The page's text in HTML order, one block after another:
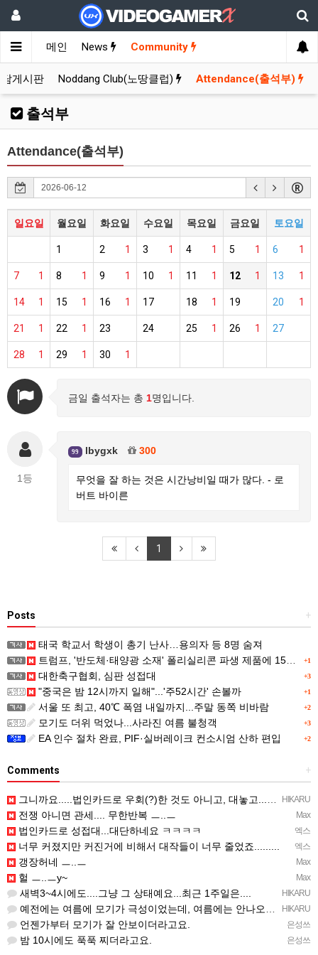
메인 News Community
게시판 Noddang Club(노땅클럽) Attendance(출석부)
출석부
Attendance(출석부)
일요일 월요일 화요일 수요일 목요일 금요일 토요일
1 1
2 1
3 1
4 1
5 1
6
1
7 1
8 1
9 1
10 1
11 1
12 1
13
1
14 1
15 1
16 17 1
18 19 1
20
1
21 1
22 23 24 1
25 1
26 27
1
28 1
29 1
30
금일 출석자는 총 1명입니다.
1등
99 lbygxk 300
무엇을 잘 하는 것은 시간낭비일 때가 많다. - 로
버트 바이른
1
+
Posts
태국 학교서 학생이 총기 난사…용의자 등 8명 숨져
+1
트럼프, '반도체·태양광 소재' 폴리실리콘 파생 제품에 15% 관세...한국 기업도 영향
+3
대한축구협회, 심판 성접대
+1
"중국은 밤 12시까지 일해"...'주52시간' 손볼까
+2
서울 또 최고, 40℃ 폭염 내일까지...주말 동쪽 비바람
+3
모기도 더위 먹었나...사라진 여름 불청객
+2
EA 인수 절차 완료, PIF·실버레이크 컨소시엄 산하 편입
+
Comments
HIKARU
그니까요.....법인카드로 우회(?)한 것도 아니고, 대놓고...ㅋ ㅋ)
Max
전쟁 아니면 관세.... 무한반복 ㅡ..ㅡ
엑스
법인카드로 성접대...대단하네요 ㅋㅋㅋㅋ
엑스
너무 커졌지만 커진거에 비해서 대작들이 너무 줄었죠.........
Max
갱장허네 ㅡ..ㅡ
Max
헐 ㅡ..ㅡy~
HIKARU
새벽3~4시에도....그냥 그 상태예요...최근 1주일은....
HIKARU
예전에는 여름에 모기가 극성이었는데, 여름에는 안나오는 것 같은.....ㅎ ㅎ)
은성쓰
언젠가부터 모기가 잘 안보이더라고요.
은성쓰
밤 10시에도 푹푹 찌더라고요.